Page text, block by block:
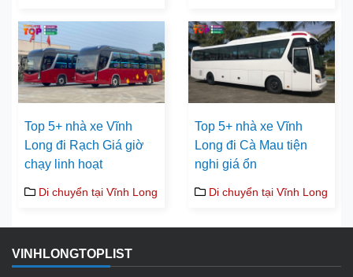
Top 5+ nhà xe Vĩnh
Long đi Rạch Giá giờ
chạy linh hoạt
Di chuyển tại Vĩnh Long
Top 5+ nhà xe Vĩnh
Long đi Cà Mau tiện
nghi giá ổn
Di chuyển tại Vĩnh Long
VINHLONGTOPLIST